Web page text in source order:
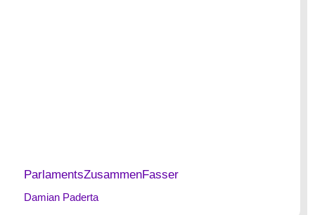
ParlamentsZusammenFasser
Damian Paderta